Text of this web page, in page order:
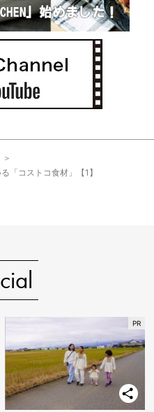
「コストコ食材」【1】